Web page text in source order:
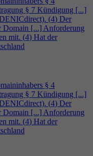
§ 7 Kündigung [...]
(4) Der
Domain [...] Anforderung
mit. (4) Hat der
§ 4
§ 7 Kündigung [...]
(4) Der
Domain [...] Anforderung
mit. (4) Hat der